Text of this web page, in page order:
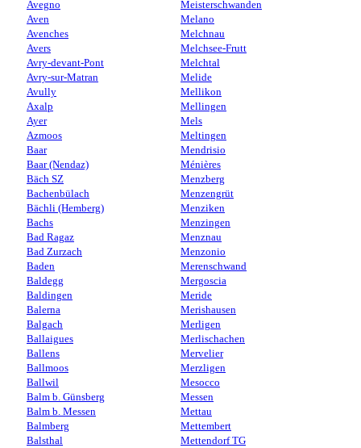
Avegno
Aven
Avenches
Avers
Avry-devant-Pont
Avry-sur-Matran
Avully
Axalp
Ayer
Azmoos
Baar
Baar (Nendaz)
Bäch SZ
Bachenbülach
Bächli (Hemberg)
Bachs
Bad Ragaz
Bad Zurzach
Baden
Baldegg
Baldingen
Balerna
Balgach
Ballaigues
Ballens
Ballmoos
Ballwil
Balm b. Günsberg
Balm b. Messen
Balmberg
Balsthal
Meisterschwanden
Melano
Melchnau
Melchsee-Frutt
Melchtal
Melide
Mellikon
Mellingen
Mels
Meltingen
Mendrisio
Ménières
Menzberg
Menzengrüt
Menziken
Menzingen
Menznau
Menzonio
Merenschwand
Mergoscia
Meride
Merishausen
Merligen
Merlischachen
Mervelier
Merzligen
Mesocco
Messen
Mettau
Mettembert
Mettendorf TG